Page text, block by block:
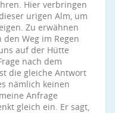
Hier verbringen
urigen Alm, um
Zu erwähnen
Weg im Regen
auf der Hütte
nach dem
die gleiche Antwort
nämlich keinen
Anfrage
gleich ein. Er sagt,